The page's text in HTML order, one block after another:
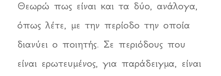
Θεωρώ πως είναι και τα δύο, ανάλογα,
όπως λέτε, με την περίοδο την οποία
διανύει ο ποιητής. Σε περιόδους που
είναι ερωτευμένος, για παράδειγμα, είναι